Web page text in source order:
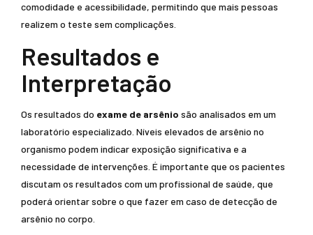
comodidade e acessibilidade, permitindo que mais pessoas
realizem o teste sem complicações.
Resultados e
Interpretação
Os resultados do exame de arsênio são analisados em um
laboratório especializado. Níveis elevados de arsênio no
organismo podem indicar exposição significativa e a
necessidade de intervenções. É importante que os pacientes
discutam os resultados com um profissional de saúde, que
poderá orientar sobre o que fazer em caso de detecção de
arsênio no corpo.